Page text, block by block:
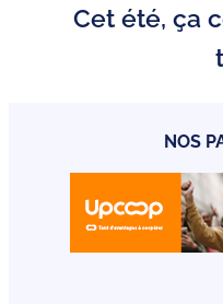
Cet été, ça
NOS